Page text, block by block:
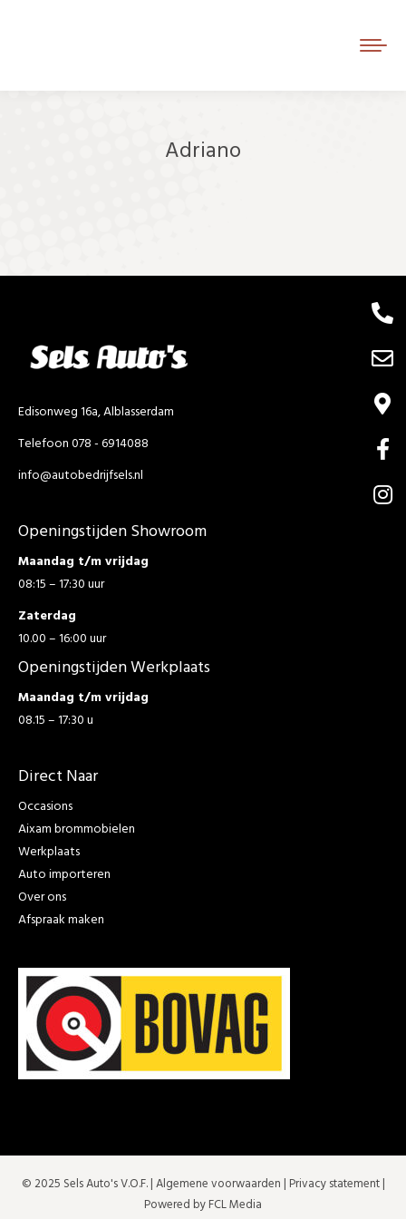
Adriano
Edisonweg 16a, Alblasserdam
Telefoon 078 - 6914088
info@autobedrijfsels.nl
Openingstijden Showroom
Maandag t/m vrijdag
08:15 – 17:30 uur
Zaterdag
10.00 – 16:00 uur
Openingstijden Werkplaats
Maandag t/m vrijdag
08.15 – 17:30 u
Direct Naar
Occasions
Aixam brommobielen
Werkplaats
Auto importeren
Over ons
Afspraak maken
© 2025 Sels Auto's V.O.F. |Algemene voorwaarden | Privacy statement|
Powered by FCL Media